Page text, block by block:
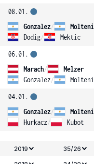
08.01.
Gonzalez/
Molteni
Dodig/ Mektic
06.01.
Marach/
Melzer
Gonzalez/ Molteni
04.01.
Gonzalez/
Molteni
Hurkacz/ Kubot
2019 35/26